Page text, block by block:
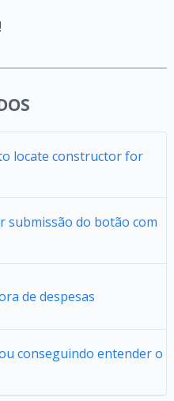
locate constructor for
submissão do botão com
de despesas
conseguindo entender o